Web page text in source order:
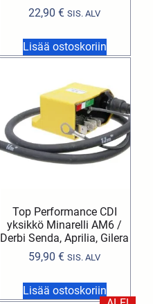
22,90€ SIS. ALV
Lisää ostoskoriin
Top Performance CDI
yksikkö Minarelli AM6 /
Derbi Senda, Aprilia, Gilera
59,90€ SIS. ALV
Lisää ostoskoriin